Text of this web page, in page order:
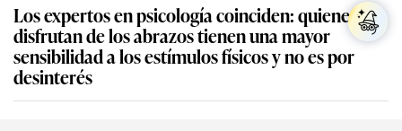
Los expertos en psicología coinciden: quienes no
disfrutan de los abrazos tienen una mayor
sensibilidad a los estímulos físicos y no es por
desinterés